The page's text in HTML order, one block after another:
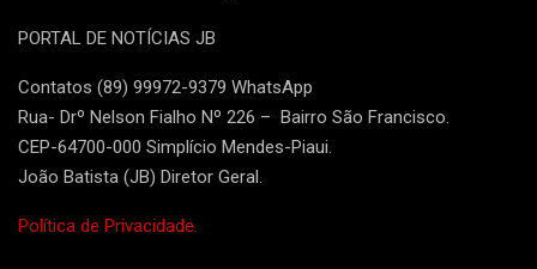
PORTAL DE NOTÍCIAS JB
Contatos (89) 99972-9379 WhatsApp
Rua- Drº Nelson Fialho Nº 226 – Bairro São Francisco.
CEP-64700-000 Simplício Mendes-Piaui.
João Batista (JB) Diretor Geral.
Política de Privacidade.